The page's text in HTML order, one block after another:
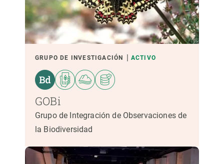
GRUPO DE INVESTIGACIÓN ACTIVO
GOBi
Grupo de Integración de Observaciones de
la Biodiversidad